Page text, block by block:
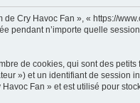
Cry Havoc Fan », « https://
pendant n’importe quelle
de cookies, qui sont des
») et un identifiant de session
Fan » et est utilisé pour